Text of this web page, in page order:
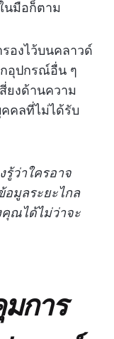
มือก็ตาม
องไว้บนคลาวด์
อุปกรณ์อื่น ๆ
ยงด้านความ
คลที่ไม่ได้รับ
ว่าใครอาจ
อมูลระยะไกล
ณได้ไม่ว่าจะ
การ